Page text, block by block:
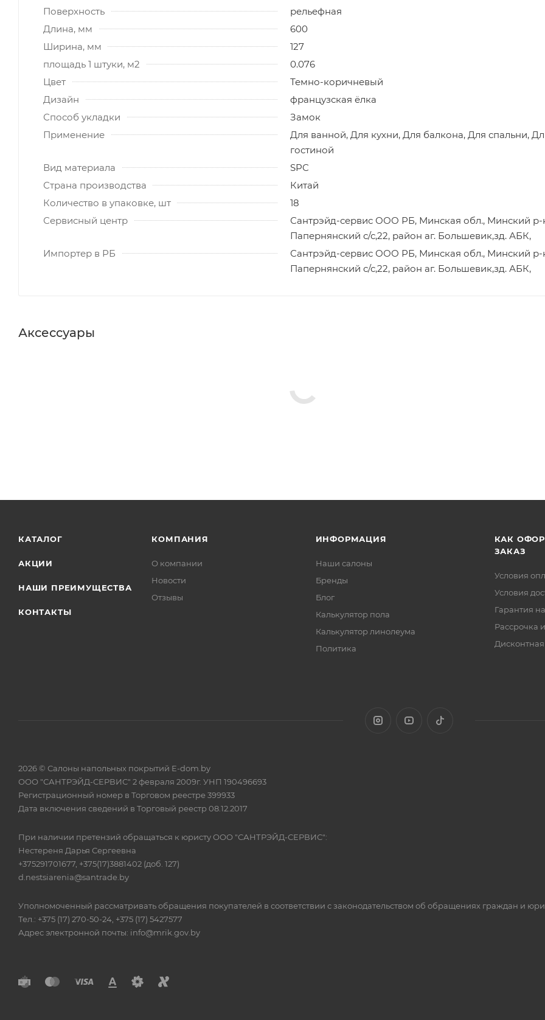
Поверхность
рельефная
Длина, мм
600
Ширина, мм
127
площадь 1 штуки, м2
0.076
Цвет
Темно-коричневый
Дизайн
французская ёлка
Способ укладки
Замок
Применение
Для ванной, Для кухни, Для балкона, Для спальни,
гостиной
Вид материала
SPC
Страна производства
Китай
Количество в упаковке, шт
18
Сервисный центр
Сантрэйд-сервис ООО РБ, Минская обл., Минский р-
Папернянский с/с,22, район аг. Большевик,зд. АБК,
Импортер в РБ
Сантрэйд-сервис ООО РБ, Минская обл., Минский р-
Папернянский с/с,22, район аг. Большевик,зд. АБК,
Аксессуары
КАТАЛОГ
АКЦИИ
НАШИ ПРЕИМУЩЕСТВА
КОНТАКТЫ
КОМПАНИЯ
О компании
Новости
Отзывы
ИНФОРМАЦИЯ
Наши салоны
Бренды
Блог
Калькулятор пола
Калькулятор линолеума
Политика
КАК
ЗАКАЗ
Условия
Условия
Гарантия
Рассрочка
2026 © Салоны напольных покрытий E-dom.by
ООО "САНТРЭЙД-СЕРВИС" 2 февраля 2009г. УНП 190496693
Регистрационный номер в Торговом реестре 399933
Дата включения сведений в Торговый реестр 08.12.2017
При наличии претензий обращаться к юристу ООО "САНТРЭЙД-СЕРВИС":
Нестереня Дарья Сергеевна
+375291701677, +375(17)3881402 (доб. 127)
d.nestsiarenia@santrade.by
Уполномоченный рассматривать обращения покупателей в соответствии с законодательством об обращениях граждан и
Тел.: +375 (17) 270-50-24, +375 (17) 5427577
Адрес электронной почты: info@mrik.gov.by